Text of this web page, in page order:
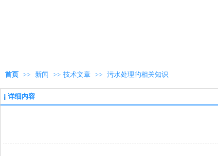
首页 >> 新闻 >> 技术文章 >> 污水处理的相关知识
详细内容